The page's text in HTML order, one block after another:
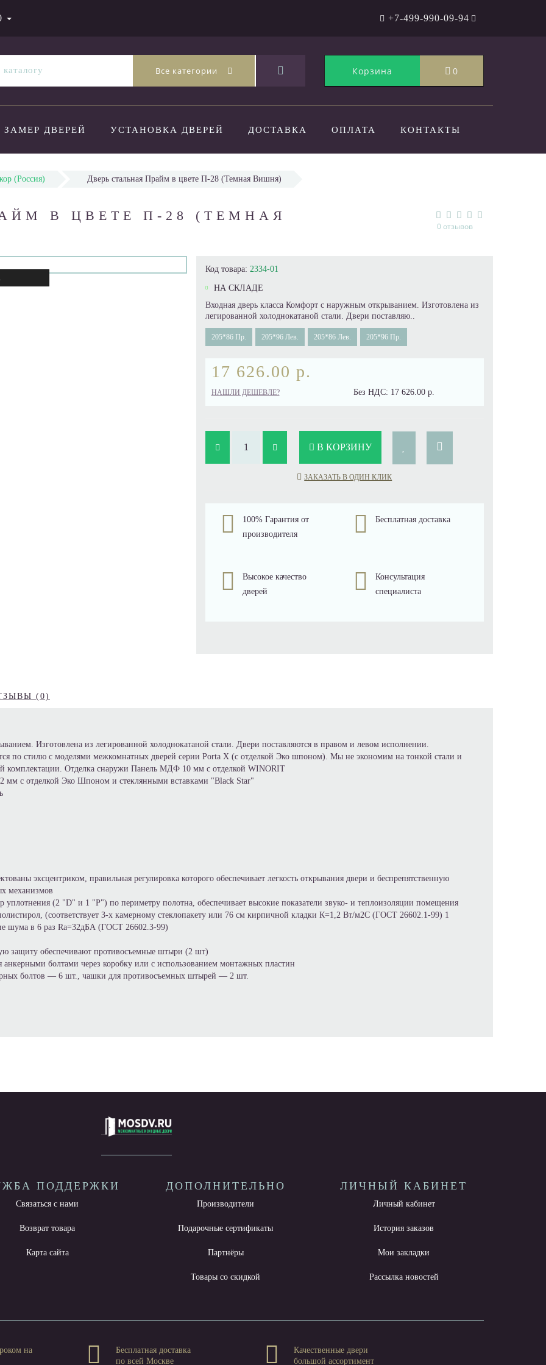
+7-499-990-09-94
Все категории Корзина 0
ЗАМЕР ДВЕРЕЙ УСТАНОВКА ДВЕРЕЙ ДОСТАВКА ОПЛАТА КОНТАКТЫ
(Россия) Дверь стальная Прайм в цвете П-28 (Темная Вишня)
В ЦВЕТЕ П-28 (ТЕМНАЯ
0 отзывов
Код товара: 2334-01
НА СКЛАДЕ
Входная дверь класса Комфорт с наружным открыванием. Изготовлена из
легированной холоднокатаной стали. Двери поставляю..
205*86 Пр. 205*96 Лев. 205*86 Лев. 205*96 Пр.
17 626.00 р.
НАШЛИ ДЕШЕВЛЕ? Без НДС: 17 626.00 р.
В КОРЗИНУ
ЗАКАЗАТЬ В ОДИН КЛИК
100% Гарантия от
производителя
Бесплатная доставка
Высокое качество
дверей
Консультация
специалиста
(0)
Изготовлена из легированной холоднокатаной стали. Двери поставляются в правом и левом исполнении.
по стилю с моделями межкомнатных дверей серии Porta X (с отделкой Эко шпоном). Мы не экономим на тонкой стали и
комплектации. Отделка снаружи Панель МДФ 10 мм с отделкой WINORIT
с отделкой Эко Шпоном и стеклянными вставками "Black Star"
эксцентриком, правильная регулировка которого обеспечивает легкость открывания двери и беспрепятственную
механизмов
уплотнения (2 "D" и 1 "P") по периметру полотна, обеспечивает высокие показатели звуко- и теплоизоляции помещения
(соответствует 3-х камерному стеклопакету или 76 см кирпичной кладки К=1,2 Вт/м2С (ГОСТ 26602.1-99) 1
шума в 6 раз Ra=32дБА (ГОСТ 26602.3-99)
защиту обеспечивают противосъемные штыри (2 шт)
анкерными болтами через коробку или с использованием монтажных пластин
болтов — 6 шт., чашки для противосъемных штырей — 2 шт.
ПОДДЕРЖКИ
Связаться с нами
Возврат товара
Карта сайта
ДОПОЛНИТЕЛЬНО
Производители
Подарочные сертификаты
Партнёры
Товары со скидкой
ЛИЧНЫЙ КАБИНЕТ
Личный кабинет
История заказов
Мои закладки
Рассылка новостей
на
Бесплатная доставка
по всей Москве
Качественные двери
большой ассортимент